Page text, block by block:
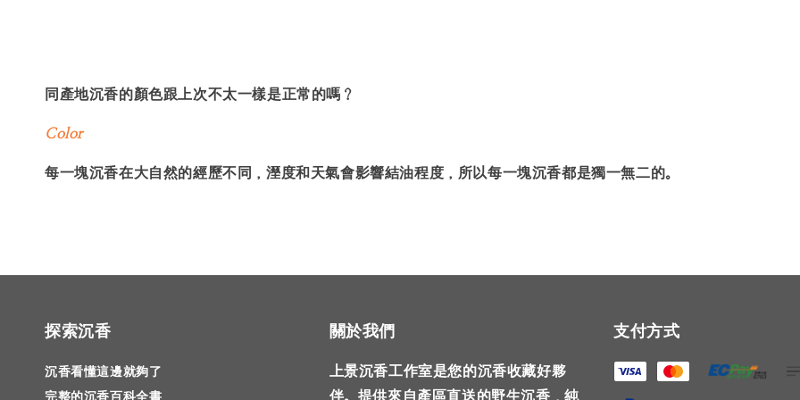
同產地沉香的顏色跟上次不太一樣是正常的嗎？
Color
每一塊沉香在大自然的經歷不同，溼度和天氣會影響結油程度，所以每一塊沉香都是獨一無二的。
探索沉香
沉香看懂這邊就夠了
完整的沉香百科全書
關於我們
上景沉香工作室是您的沉香收藏好夥
伴。提供來自產區直送的野生沉香，純
支付方式